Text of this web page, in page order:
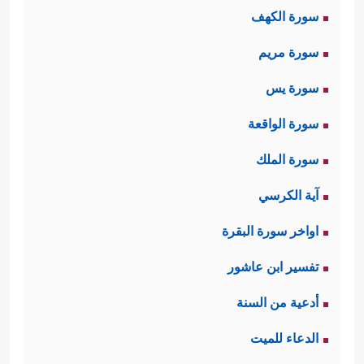
العصور المتعاقبة أيام الأمويين
والعباسيين والعثمانيين وغيرهم، والأمة
الوريثة لا غِنَى لها عن تجارب أسلافها،
إضافةً إلى القاعدة المحوريَّة: أن هذه
الرسالة المحمديَّة ليست على قطيعةٍ مع
تلك الرسالات، بل هي امتدادٌ لها ولنور
الوحي فيها، ولكن بما يناسب تطوُّر
الحياة الإنسانيَّة وتوسُّعها وتشعُّبها.
ويمكن أن نُلخِّص هذه التجربة المُبارَكة
بالآتي:
سورة الكهف
سورة مريم
سورة يس
سورة الواقعة
سورة الملك
آية الكرسي
اواخر سورة البقرة
تفسير ابن عاشور
أدعية من السنة
الدعاء للميت